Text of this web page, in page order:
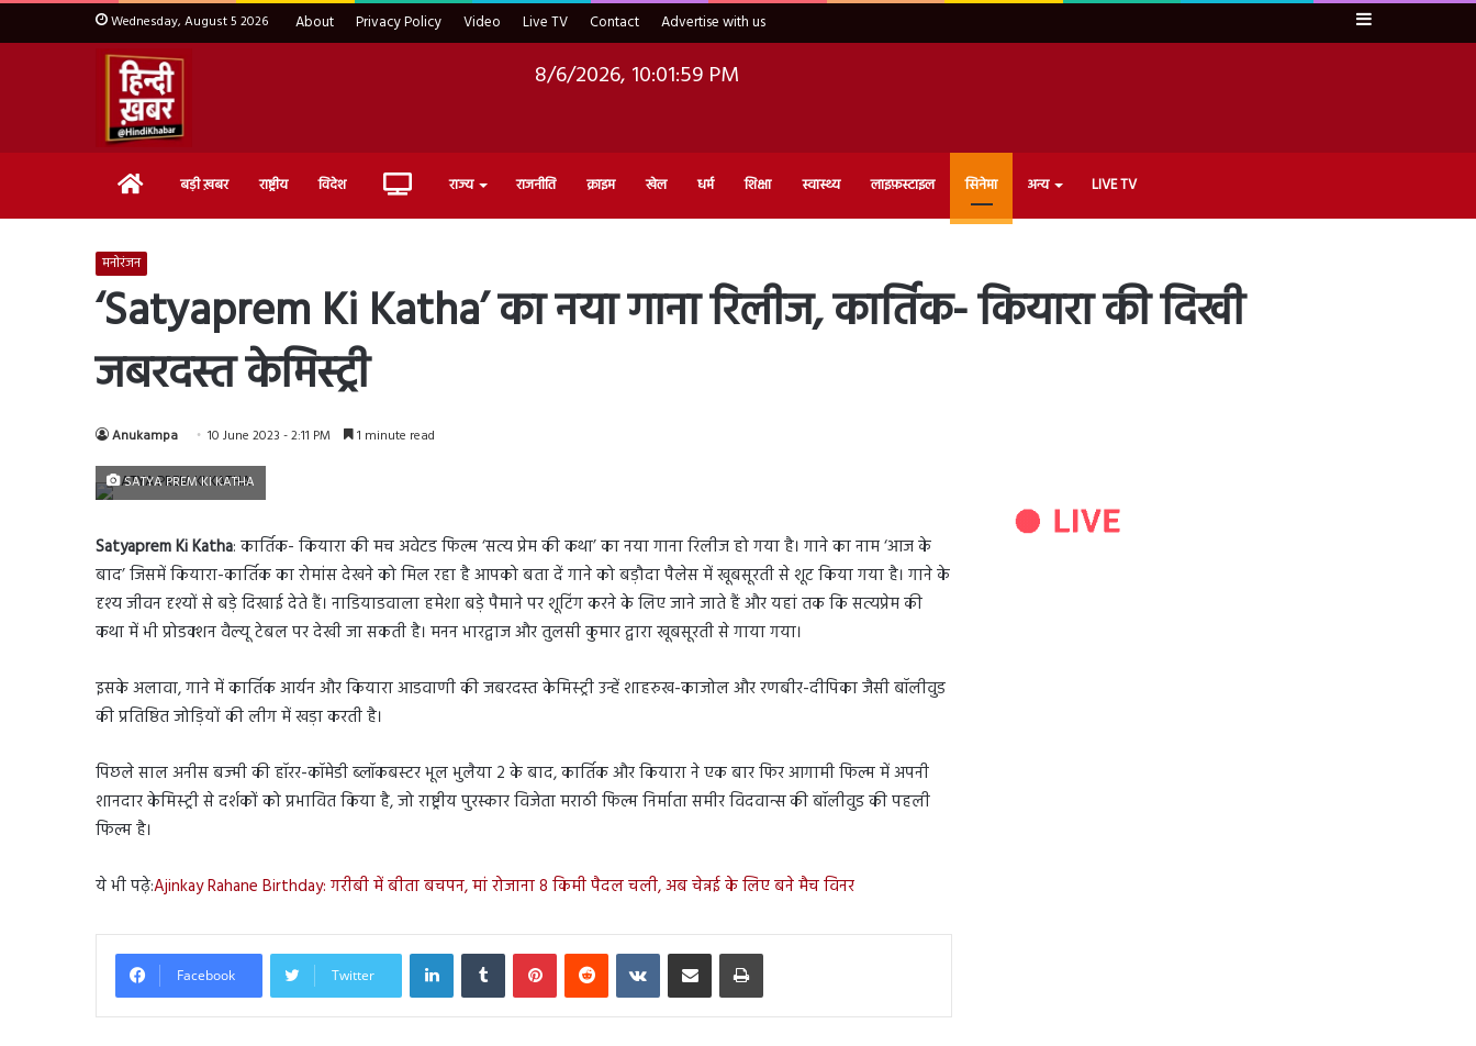
Wednesday, August 5 2026 About Privacy Policy Video Live TV Contact Advertise with us Sidebar
8/6/2026, 10:02:00 PM
Home बड़ी ख़बर राष्ट्रीय विदेश Live राज्य राजनीति क्राइम खेल धर्म शिक्षा स्वास्थ्य लाइफ़स्टाइल सिनेमा अन्य LIVE TV
मनोरंजन
‘Satyaprem Ki Katha’ का नया गाना रिलीज, कार्तिक- कियारा की दिखी
जबरदस्त केमिस्ट्री
Anukampa 10 June 2023 - 2:11 PM 1 minute read
SATYA PREM KI KATHA
Satyaprem Ki Katha: कार्तिक- कियारा की मच अवेटड फिल्म ‘सत्य प्रेम की कथा’ का नया गाना रिलीज हो गया है। गाने का नाम ‘आज के
बाद’ जिसमें कियारा-कार्तिक का रोमांस देखने को मिल रहा है आपको बता दें गाने को बड़ौदा पैलेस में खूबसूरती से शूट किया गया है। गाने के
दृश्य जीवन दृश्यों से बड़े दिखाई देते हैं। नाडियाडवाला हमेशा बड़े पैमाने पर शूटिंग करने के लिए जाने जाते हैं और यहां तक ​​कि सत्यप्रेम की
कथा में भी प्रोडक्शन वैल्यू टेबल पर देखी जा सकती है। मनन भारद्वाज और तुलसी कुमार द्वारा खूबसूरती से गाया गया।
इसके अलावा, गाने में कार्तिक आर्यन और कियारा आडवाणी की जबरदस्त केमिस्ट्री उन्हें शाहरुख-काजोल और रणबीर-दीपिका जैसी बॉलीवुड
की प्रतिष्ठित जोड़ियों की लीग में खड़ा करती है।
पिछले साल अनीस बज्मी की हॉरर-कॉमेडी ब्लॉकबस्टर भूल भुलैया 2 के बाद, कार्तिक और कियारा ने एक बार फिर आगामी फिल्म में अपनी
शानदार केमिस्ट्री से दर्शकों को प्रभावित किया है, जो राष्ट्रीय पुरस्कार विजेता मराठी फिल्म निर्माता समीर विदवान्स की बॉलीवुड की पहली
फिल्म है।
ये भी पढ़े:Ajinkay Rahane Birthday: गरीबी में बीता बचपन, मां रोजाना 8 किमी पैदल चली, अब चेन्नई के लिए बने मैच विनर
Facebook Twitter
LinkedInTumblr PinterestReddit VKontakteShare via Email Print